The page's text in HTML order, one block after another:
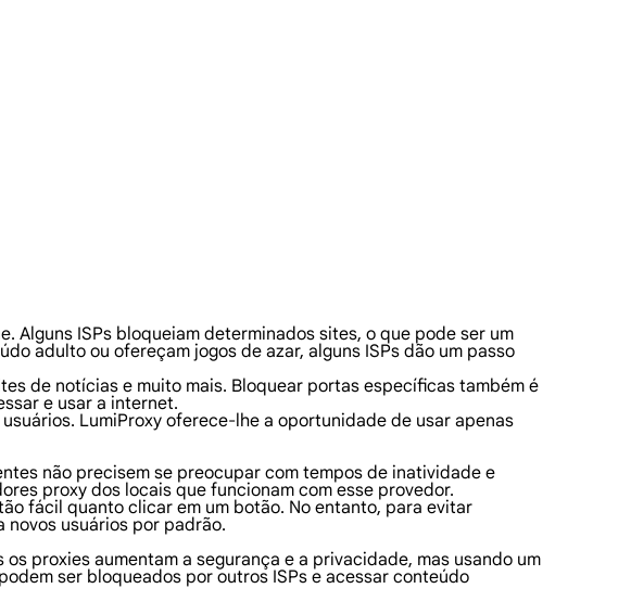
ISPs bloqueiam determinados sites, o que pode ser um
adulto ou ofereçam jogos de azar, alguns ISPs dão um passo
de notícias e muito mais. Bloquear portas específicas também é
e usar a internet.
LumiProxy oferece-lhe a oportunidade de usar apenas
não precisem se preocupar com tempos de inatividade e
proxy dos locais que funcionam com esse provedor.
fácil quanto clicar em um botão. No entanto, para evitar
usuários por padrão.
proxies aumentam a segurança e a privacidade, mas usando um
ser bloqueados por outros ISPs e acessar conteúdo